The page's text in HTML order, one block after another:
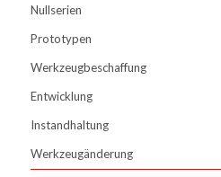
Nullserien
Prototypen
Werkzeugbeschaffung
Entwicklung
Instandhaltung
Werkzeugänderung